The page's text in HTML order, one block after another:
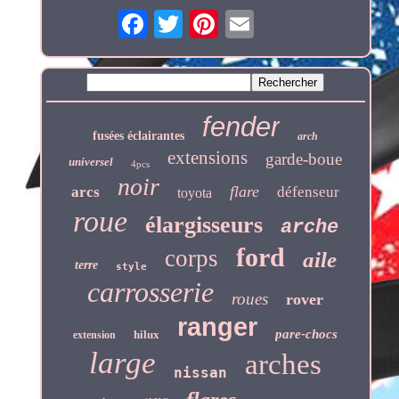
fusées éclairantes fender arch
universel 4pcs extensions garde-boue
arcs noir toyota flare défenseur
roue élargisseurs arche
terre style corps ford aile
carrosserie roues rover
extension hilux ranger pare-chocs
large nissan arches